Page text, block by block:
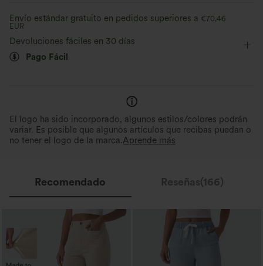
Cómodo como unos leggings
Baggy
Envío estándar gratuito en pedidos superiores a €70,46
EUR
Devoluciones fáciles en 30 días
Pago Fácil
El logo ha sido incorporado, algunos estilos/colores podrán
variar. Es posible que algunos artículos que recibas puedan o
no tener el logo de la marca.Aprende más
Recomendado Reseñas(166)